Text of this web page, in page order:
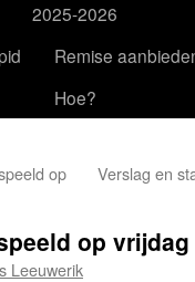
2025-2026
Remise
Hoe?
op
Verslag en
op
Leeuwerik